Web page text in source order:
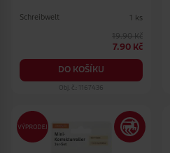
Schreibwelt 1 ks
19.90 Kč
7.90 Kč
DO KOŠÍKU
Obj. č.: 1167436